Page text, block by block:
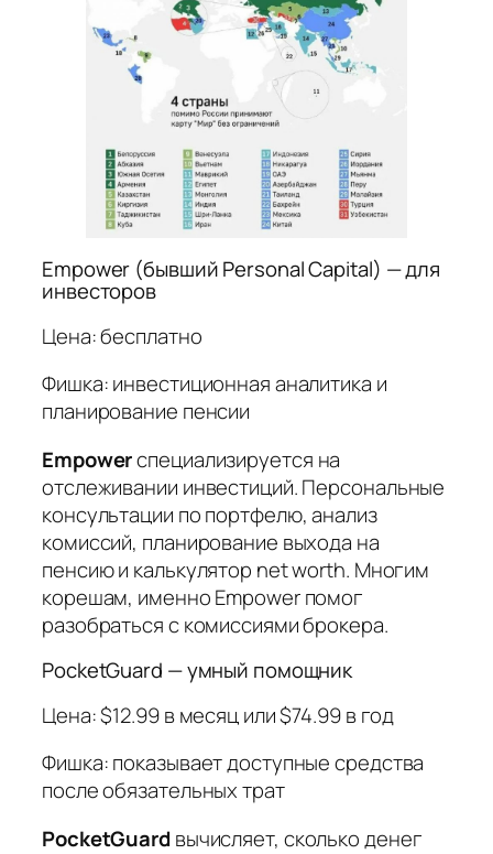
Empower (бывший Personal Capital) — для
инвесторов
Цена: бесплатно
Фишка: инвестиционная аналитика и
планирование пенсии
Empowerспециализируется на
отслеживании инвестиций. Персональные
консультации по портфелю, анализ
комиссий, планирование выхода на
пенсию и калькулятор net worth. Многим
корешам, именно Empower помог
разобраться с комиссиями брокера.
PocketGuard — умный помощник
Цена: $12.99 в месяц или $74.99 в год
Фишка: показывает доступные средства
после обязательных трат
PocketGuardвычисляет, сколько денег